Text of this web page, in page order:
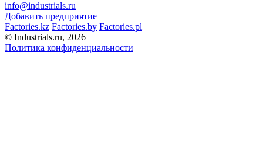
info@industrials.ru
Добавить предприятие
Factories.kz Factories.by Factories.pl
© Industrials.ru, 2026
Политика конфиденциальности